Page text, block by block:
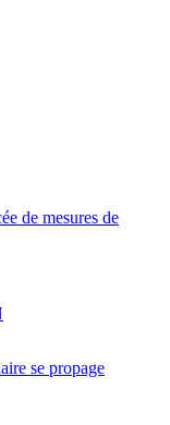
de mesures de
se propage